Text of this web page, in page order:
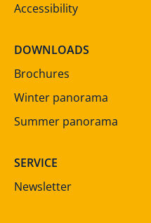
Accessibility
DOWNLOADS
Brochures
Winter panorama
Summer panorama
SERVICE
Newsletter